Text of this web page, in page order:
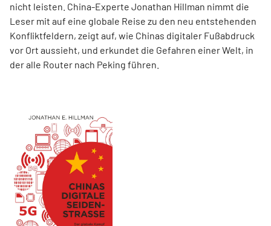
nicht leisten. China-Experte Jonathan Hillman nimmt die
Leser mit auf eine globale Reise zu den neu entstehenden
Konfliktfeldern, zeigt auf, wie Chinas digitaler Fußabdruck
vor Ort aussieht, und erkundet die Gefahren einer Welt, in
der alle Router nach Peking führen.